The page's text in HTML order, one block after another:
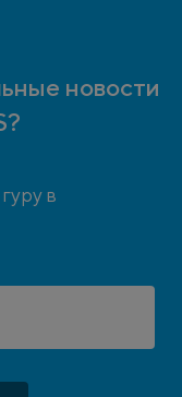
новости
в